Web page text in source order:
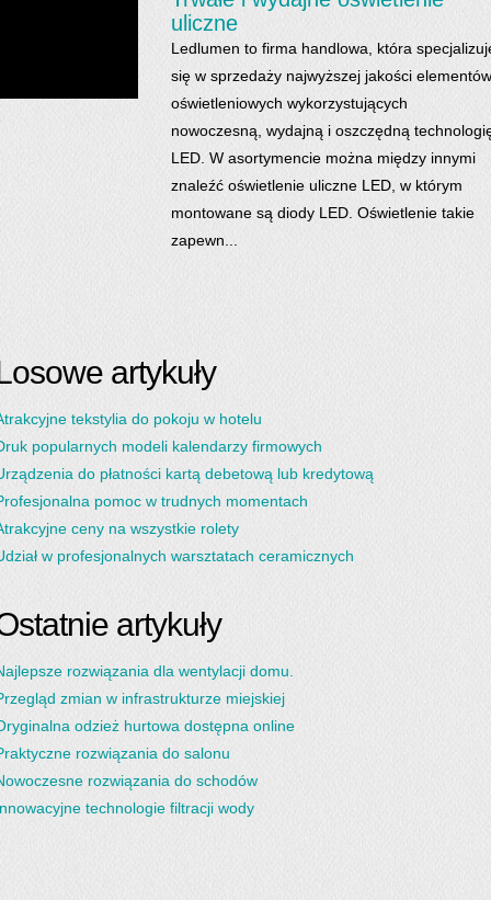
uliczne
Ledlumen to firma handlowa, która
się w sprzedaży najwyższej jakości elementów
oświetleniowych wykorzystujących
nowoczesną, wydajną i oszczędną
LED. W asortymencie można między innymi
znaleźć oświetlenie uliczne LED, w którym
montowane są diody LED. Oświetlenie takie
zapewn...
artykuły
tekstylia do pokoju w hotelu
popularnych modeli kalendarzy firmowych
do płatności kartą debetową lub kredytową
pomoc w trudnych momentach
ceny na wszystkie rolety
w profesjonalnych warsztatach ceramicznych
artykuły
rozwiązania dla wentylacji domu.
zmian w infrastrukturze miejskiej
odzież hurtowa dostępna online
rozwiązania do salonu
rozwiązania do schodów
technologie filtracji wody